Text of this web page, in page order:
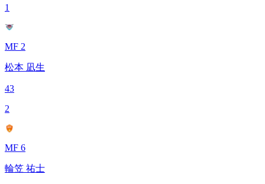
1
MF 2
松本 凪生
43
2
MF 6
輪笠 祐士